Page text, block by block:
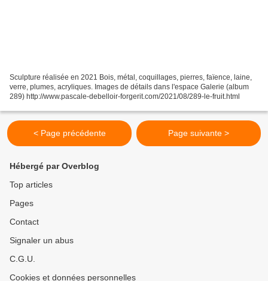
Sculpture réalisée en 2021 Bois, métal, coquillages, pierres, faïence, laine,
verre, plumes, acryliques. Images de détails dans l'espace Galerie (album
289) http://www.pascale-debelloir-forgerit.com/2021/08/289-le-fruit.html
< Page précédente Page suivante >
Hébergé par Overblog
Top articles
Pages
Contact
Signaler un abus
C.G.U.
Cookies et données personnelles